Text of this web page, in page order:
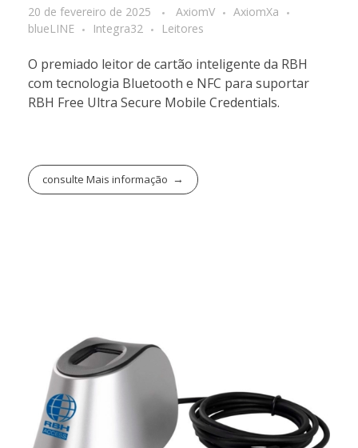
20 de fevereiro de 2025 AxiomV
AxiomXa
blueLINE
Integra32 Leitores
O premiado leitor de cartão inteligente da RBH
com tecnologia Bluetooth e NFC para suportar
RBH Free Ultra Secure Mobile Credentials.
consulte Mais informação